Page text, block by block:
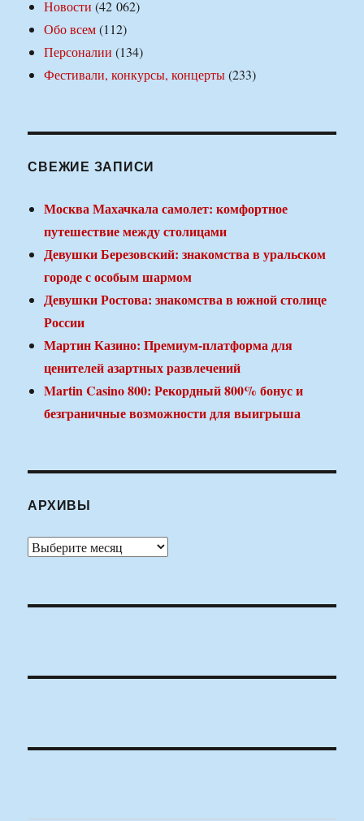
Новости (42 062)
Обо всем(112)
Персоналии (134)
Фестивали, конкурсы, концерты(233)
СВЕЖИЕ ЗАПИСИ
Москва Махачкала самолет: комфортное
путешествие между столицами
Девушки Березовский: знакомства в уральском
городе с особым шармом
Девушки Ростова: знакомства в южной столице
России
Мартин Казино: Премиум-платформа для
ценителей азартных развлечений
Martin Casino 800: Рекордный 800% бонус и
безграничные возможности для выигрыша
АРХИВЫ
Архивы